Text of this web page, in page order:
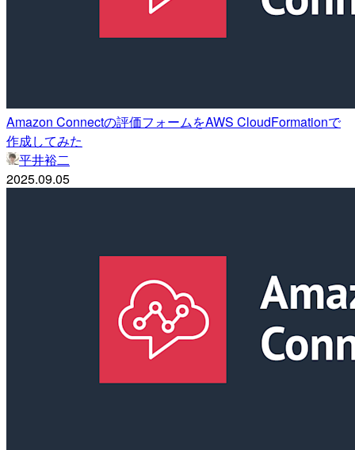
Amazon Connectの評価フォームをAWS CloudFormationで
作成してみた
平井裕二
2025.09.05